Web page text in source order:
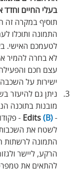
בעלי החיים וחדד
תוסיף במקרה
התמונה ותוכלו
לטעמכם האישי.
לא בחרה להמיר
עצם חכם
ישירות על
ניתן גם להיעזר
מובנות בתוכנה
-
(B)
-
לשטח את השכבות
התמונה לרשתות
הרקע, ליישר
להתאים את